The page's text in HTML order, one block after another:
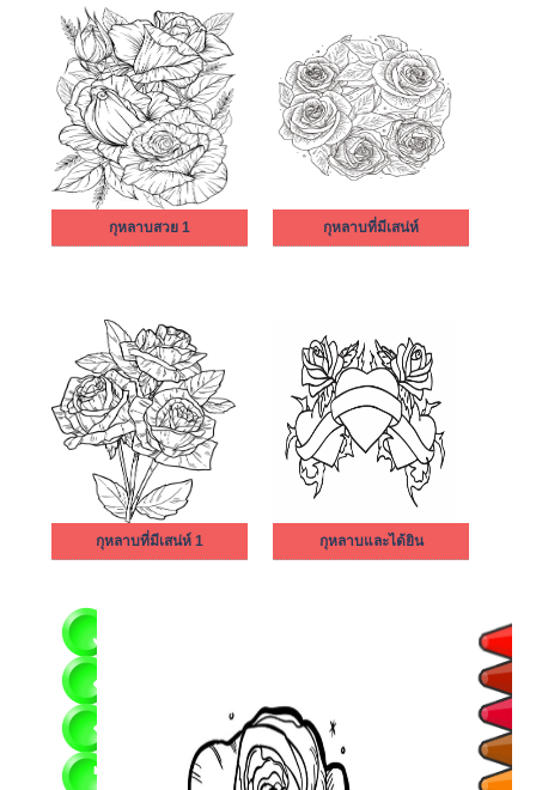
กุหลาบสวย 1 กุหลาบที่มีเสน่ห์
กุหลาบที่มีเสน่ห์ 1 กุหลาบและได้ยิน